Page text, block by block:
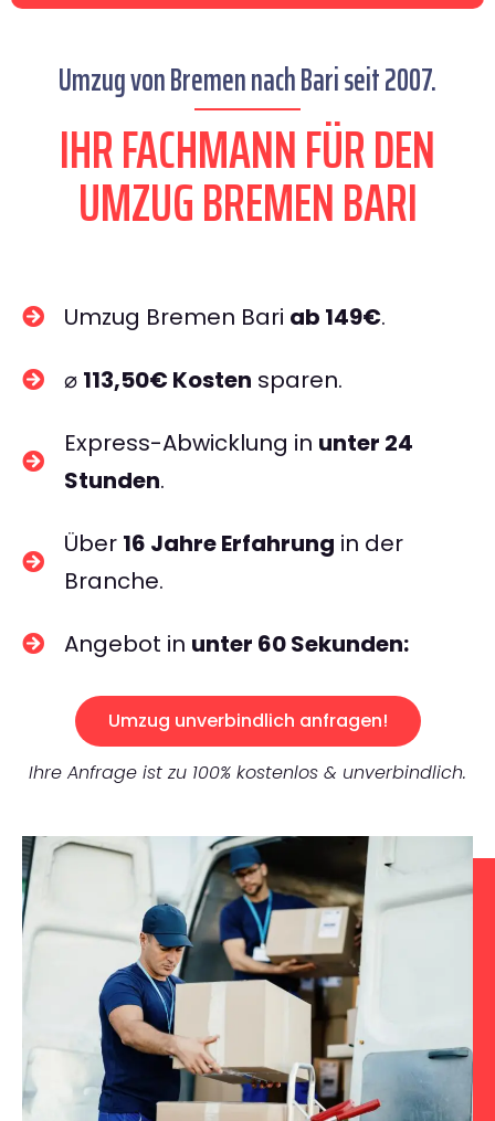
Umzug von Bremen nach Bari seit 2007.
IHR FACHMANN FÜR DEN
UMZUG BREMEN BARI
Umzug Bremen Bari ab 149€.
⌀ 113,50€ Kosten sparen.
Express-Abwicklung in unter 24
Stunden.
Über 16 Jahre Erfahrung in der
Branche.
Angebot in unter 60 Sekunden:
Umzug unverbindlich anfragen!
Ihre Anfrage ist zu 100% kostenlos & unverbindlich.